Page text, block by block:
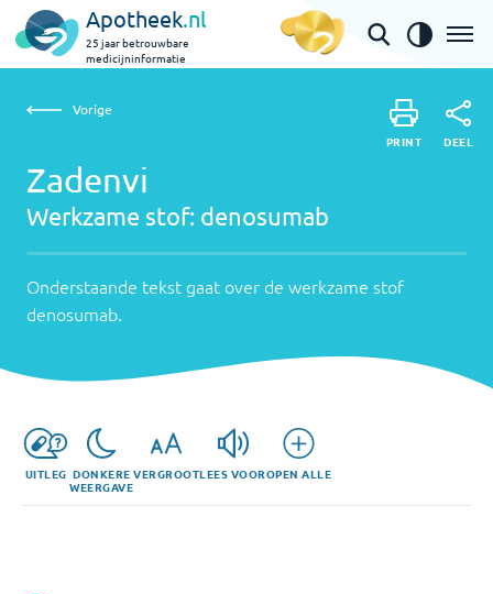
Apotheek.nl
25 jaar betrouwbare
medicijninformatie
Zadenvi | denosumab
over
de
werkzame
Vorige
Zadenvi
Werkzame stof: denosumab
Onderstaande tekst gaat over de werkzame stof
denosumab.
PRINT DEEL
UITLEG DONKERE
WEERGAVE
VERGROOTLEES VOOROPEN ALLE